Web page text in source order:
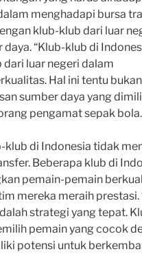
menghadapi bursa
klub-klub dari luar
“Klub-klub di
luar negeri dalam
Hal ini tentu
sumber daya yang
pengamat sepak bola.
klub di Indonesia tidak
Beberapa klub di
pemain-pemain
mereka meraih prestasi.
strategi yang tepat.
pemain yang cocok
potensi untuk